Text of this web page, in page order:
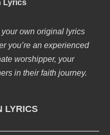
Lyrics
own original lyrics
you’re an experienced
worshipper, your
in their faith journey.
LYRICS